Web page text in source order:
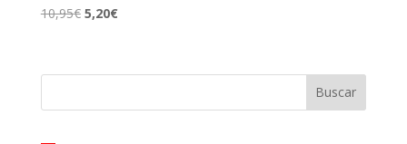
10,95€ El
era:
5,20€El
es: